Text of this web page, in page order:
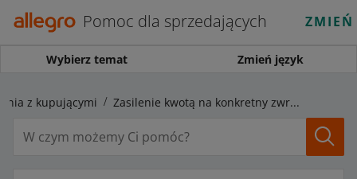
Pomoc dla sprzedających
Wybierz temat Zmień język
z kupującymi Zasilenie kwotą na konkretny zwrot do klienta